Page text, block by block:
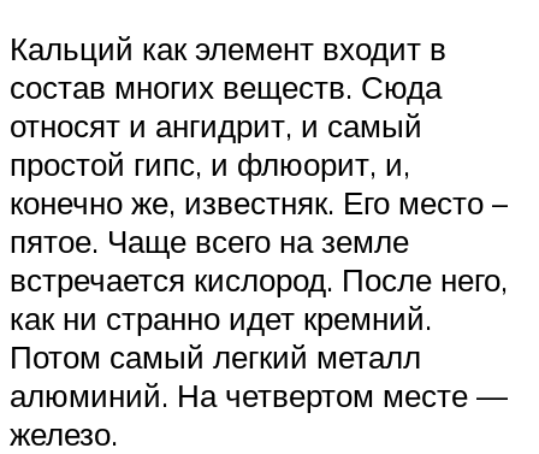
Кальций как элемент входит в
состав многих веществ. Сюда
относят и ангидрит, и самый
простой гипс, и флюорит, и,
конечно же, известняк. Его место –
пятое. Чаще всего на земле
встречается кислород. После него,
как ни странно идет кремний.
Потом самый легкий металл
алюминий. На четвертом месте —
железо.